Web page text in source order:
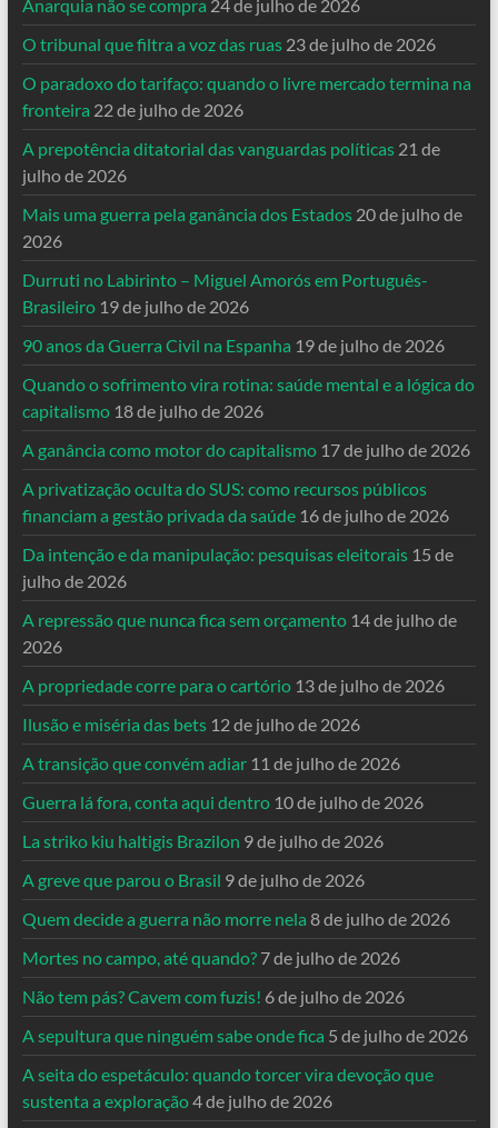
Anarquia não se compra 24 de julho de 2026
O tribunal que filtra a voz das ruas 23 de julho de 2026
O paradoxo do tarifaço: quando o livre mercado termina na
fronteira 22 de julho de 2026
A prepotência ditatorial das vanguardas políticas 21 de
julho de 2026
Mais uma guerra pela ganância dos Estados 20 de julho de
2026
Durruti no Labirinto – Miguel Amorós em Português-
Brasileiro 19 de julho de 2026
90 anos da Guerra Civil na Espanha 19 de julho de 2026
Quando o sofrimento vira rotina: saúde mental e a lógica do
capitalismo 18 de julho de 2026
A ganância como motor do capitalismo 17 de julho de 2026
A privatização oculta do SUS: como recursos públicos
financiam a gestão privada da saúde 16 de julho de 2026
Da intenção e da manipulação: pesquisas eleitorais 15 de
julho de 2026
A repressão que nunca fica sem orçamento 14 de julho de
2026
A propriedade corre para o cartório 13 de julho de 2026
Ilusão e miséria das bets 12 de julho de 2026
A transição que convém adiar 11 de julho de 2026
Guerra lá fora, conta aqui dentro 10 de julho de 2026
La striko kiu haltigis Brazilon 9 de julho de 2026
A greve que parou o Brasil 9 de julho de 2026
Quem decide a guerra não morre nela 8 de julho de 2026
Mortes no campo, até quando? 7 de julho de 2026
Não tem pás? Cavem com fuzis! 6 de julho de 2026
A sepultura que ninguém sabe onde fica 5 de julho de 2026
A seita do espetáculo: quando torcer vira devoção que
sustenta a exploração4 de julho de 2026